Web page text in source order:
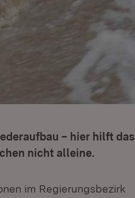
– hier hilft das
nicht alleine.
im Regierungsbezirk